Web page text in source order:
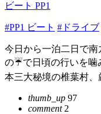
ビート PP1
#PP1 ビート #ドライブ
今日から一泊二日で南
の☔で日頃の行いを噛
本三大秘境の椎葉村
thumb_up 97
comment2